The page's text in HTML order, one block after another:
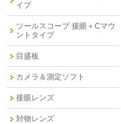
イプ
ツールスコープ 接眼＋Cマウ
ントタイプ
目盛板
カメラ＆測定ソフト
接眼レンズ
対物レンズ